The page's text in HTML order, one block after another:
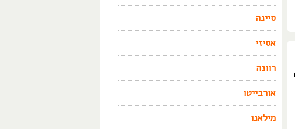
סיינה
אסיזי
רוונה
אורבייטו
מילאנו